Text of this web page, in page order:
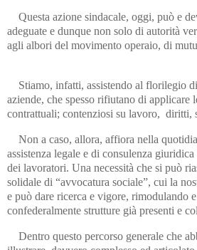
Questa azione sindacale, oggi, può e
adeguate e dunque non solo di autorità
agli albori del movimento operaio, di
Stiamo, infatti, assistendo al florilegio
aziende, che spesso rifiutano di applicare
contrattuali; contenziosi su lavoro, diritti,
Non a caso, allora, affiora nella
assistenza legale e di consulenza
dei lavoratori. Una necessità che si può
solidale di “avvocatura sociale”, cui la
e può dare ricerca e vigore, rimodulando
confederalmente strutture già presenti e
Dentro questo percorso generale che